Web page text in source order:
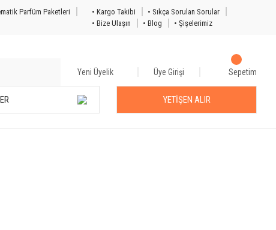
Parfüm Paketleri
• Kargo Takibi
• Sıkça Sorulan Sorular
• Bize Ulaşın
• Blog
• Şişelerimiz
Yeni Üyelik Üye Girişi Sepetim
YETİŞEN ALIR